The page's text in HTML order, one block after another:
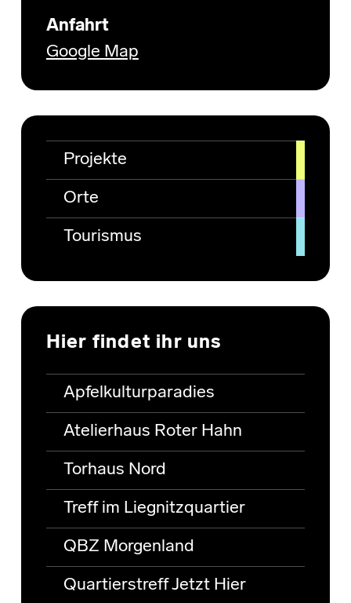
Anfahrt
Google Map
Projekte
Orte
Tourismus
Hier findet ihr uns
Apfelkulturparadies
Atelierhaus Roter Hahn
Torhaus Nord
Treff im Liegnitzquartier
QBZ Morgenland
Quartierstreff Jetzt Hier